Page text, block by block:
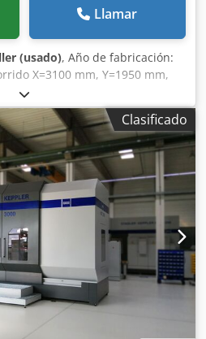
Llamar
(usado), Año de fabricación:
X=3100 mm, Y=1950 mm,
530 con volante HR 410 •
de múltiples caras
de fresado y taladrado
mecanizado simultáneo y
• Husillo de 10.000 rpm HSK
Nm • Sistema de cambio de
posiciones para 750 mm de
de viruta en el eje X,
• Transportador de virutas
para transporte
• Suministro de
exterior • Barra IKZ 60 para
• Cerramiento con
en la parte superior, para
• puertas corredizas
Clasificado